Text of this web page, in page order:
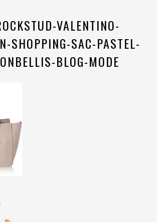
VALENTINO-
SHOPPING-SAC-PASTEL-
BLOG-MODE